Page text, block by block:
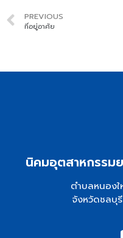
PREVIOUS
ที่อยู่อาศัย
นิคมอุตสาหกรรม
ตำบลหนอง
จังหวัดชลบุรี